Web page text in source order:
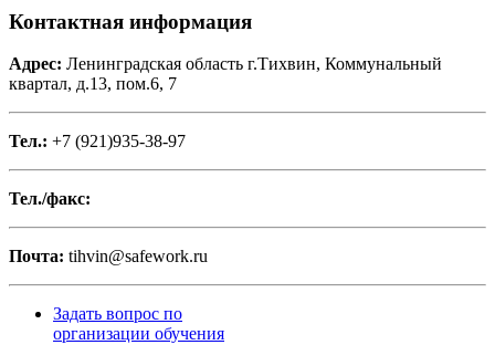
Контактная информация
Адрес: Ленинградская область г.Тихвин, Коммунальный
квартал, д.13, пом.6, 7
Тел.: +7 (921)935-38-97
Тел./факс:
Почта: tihvin@safework.ru
Задать вопрос по
организации обучения